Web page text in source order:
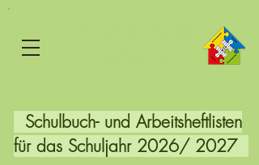
Schulbuch- und Arbeitsheftlisten
für das Schuljahr 2026/ 2027